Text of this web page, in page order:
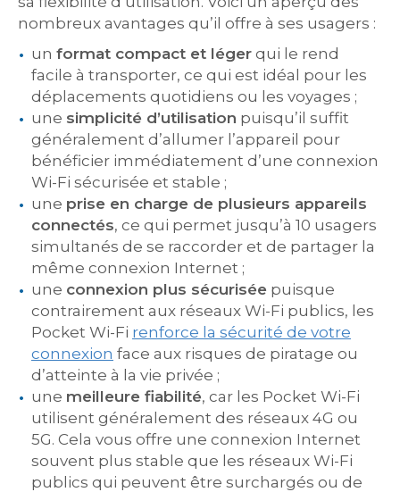
nombreux avantages qu’il offre à ses usagers :
un format compact et léger qui le rend
facile à transporter, ce qui est idéal pour les
déplacements quotidiens ou les voyages ;
une simplicité d’utilisation puisqu’il suffit
généralement d’allumer l’appareil pour
bénéficier immédiatement d’une connexion
Wi-Fi sécurisée et stable ;
une prise en charge de plusieurs appareils
connectés, ce qui permet jusqu’à 10 usagers
simultanés de se raccorder et de partager la
même connexion Internet ;
une connexion plus sécurisée puisque
contrairement aux réseaux Wi-Fi publics, les
Pocket Wi-Fi renforce la sécurité de votre
connexion face aux risques de piratage ou
d’atteinte à la vie privée ;
une meilleure fiabilité, car les Pocket Wi-Fi
utilisent généralement des réseaux 4G ou
5G. Cela vous offre une connexion Internet
souvent plus stable que les réseaux Wi-Fi
publics qui peuvent être surchargés ou de